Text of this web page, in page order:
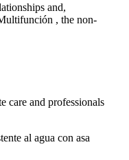
and,
, the non-
care and professionals
al agua con asa